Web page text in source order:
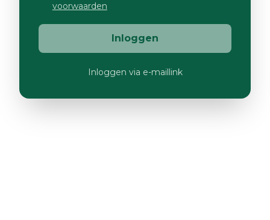
voorwaarden
Inloggen
Inloggen via e-maillink